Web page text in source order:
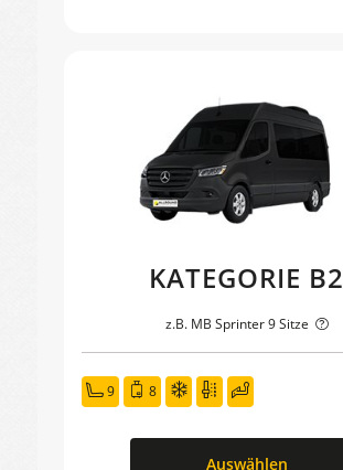
KATEGORIE B2
z.B. MB Sprinter 9 Sitze
9 8
Auswählen